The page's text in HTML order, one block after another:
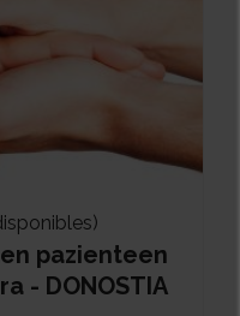
pazienteen
- DONOSTIA